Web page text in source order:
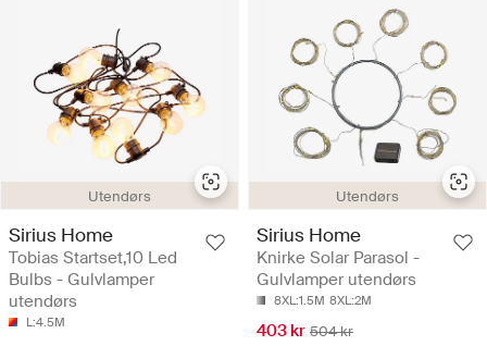
Utendørs
Sirius Home
Tobias Startset,10 Led
Bulbs - Gulvlamper
utendørs
L:4.5M
Utendørs
Sirius Home
Knirke Solar Parasol -
Gulvlamper utendørs
8XL:1.5M 8XL:2M
403 kr 504 kr